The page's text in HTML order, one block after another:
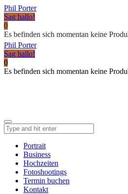
Phil Porter
Sag hallo!
0
Es befinden sich momentan keine
Phil Porter
Sag hallo!
0
Es befinden sich momentan keine
Portrait
Business
Hochzeiten
Fotoshootings
Termin buchen
Kontakt